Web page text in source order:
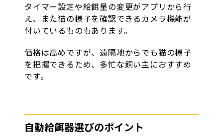
タイマー設定や給餌量の変更がアプリから行
え、また猫の様子を確認できるカメラ機能が
付いているものもあります。
価格は高めですが、遠隔地からでも猫の様子
を把握できるため、多忙な飼い主におすすめ
です。
自動給餌器選びのポイント